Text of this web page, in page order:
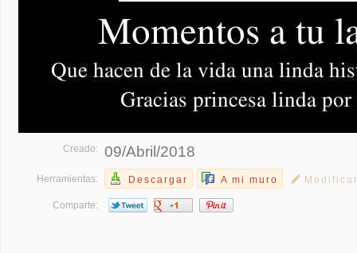
Creado: 09/Abril/2018
Herramientas: Descargar A mi muro
Comparte: